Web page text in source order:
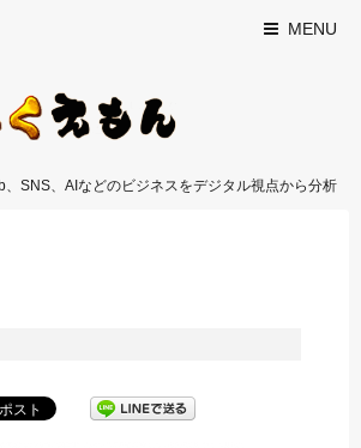
MENU
SNS、AIなどのビジネスをデジタル視点から分析